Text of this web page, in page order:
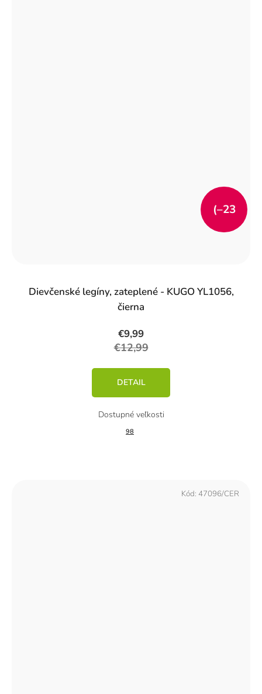
Dievčenské legíny, zateplené - KUGO YL1056,
čierna
€9,99
€12,99
(–23
DETAIL
98
Kód: 47096/CER